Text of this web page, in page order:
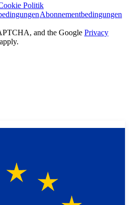
Politik
Abonnementbedingungen
and the Google Privacy
apply.